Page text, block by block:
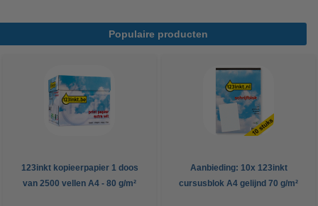
Populaire producten
123inkt kopieerpapier 1 doos
van 2500 vellen A4 - 80 g/m²
Aanbieding: 10x 123inkt
cursusblok A4 gelijnd 70 g/m²